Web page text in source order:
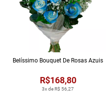
3x de R$ 56,27
R$168,80
Belíssimo Bouquet De Rosas Azuis